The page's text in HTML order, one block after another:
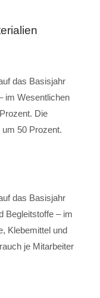
das Basisjahr
im Wesentlichen
Die
50 Prozent.
das Basisjahr
Begleitstoffe – im
Klebemittel und
je Mitarbeiter